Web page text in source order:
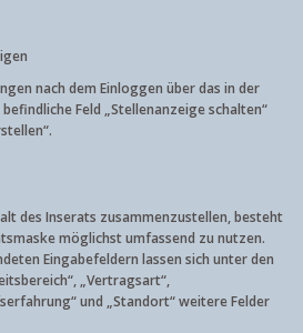
nach dem Einloggen über das in der
Feld „Stellenanzeige schalten“
des Inserats zusammenzustellen, besteht
möglichst umfassend zu nutzen.
Eingabefeldern lassen sich unter den
„Vertragsart“,
und „Standort“ weitere Felder